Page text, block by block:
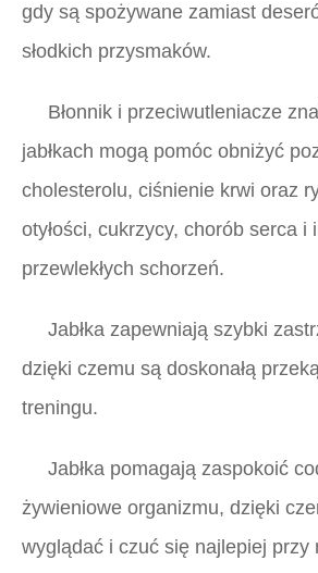
gdy są spożywane zamiast
słodkich przysmaków.
Błonnik i przeciwutleniacze
jabłkach mogą pomóc obniżyć
cholesterolu, ciśnienie krwi oraz
otyłości, cukrzycy, chorób serca i
przewlekłych schorzeń.
Jabłka zapewniają szybki
dzięki czemu są doskonałą
treningu.
Jabłka pomagają zaspokoić
żywieniowe organizmu, dzięki
wyglądać i czuć się najlepiej przy